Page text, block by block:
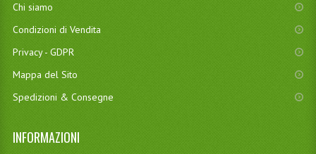
Chi siamo
Condizioni di Vendita
Privacy - GDPR
Mappa del Sito
Spedizioni & Consegne
INFORMAZIONI